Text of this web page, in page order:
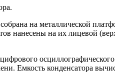
на металлической
нанесены на их лицевой
Емкость конденсатора